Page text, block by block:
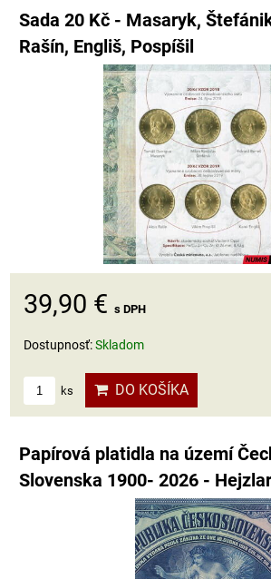
Sada 20 Kč - Masaryk,
Rašín, Engliš, Pospíšil
39,90 € s DPH
Dostupnosť:Skladom
ks DO KOŠÍKA
Papírová platidla na území
Slovenska 1900- 2026 - Hejzlar